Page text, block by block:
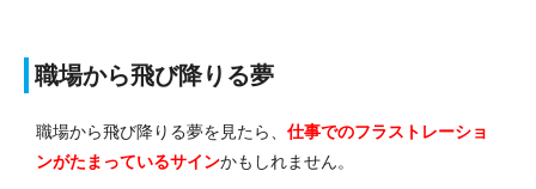
職場から飛び降りる夢
職場から飛び降りる夢を見たら、 仕事でのフラストレーショ
ンがたまっているサインかもしれません。